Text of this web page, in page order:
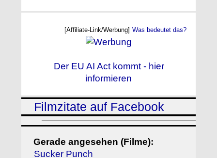
[Affiliate-Link/Werbung] Was bedeutet das?
Der EU AI Act kommt - hier
informieren
Filmzitate auf Facebook
Gerade angesehen (Filme):
Sucker Punch